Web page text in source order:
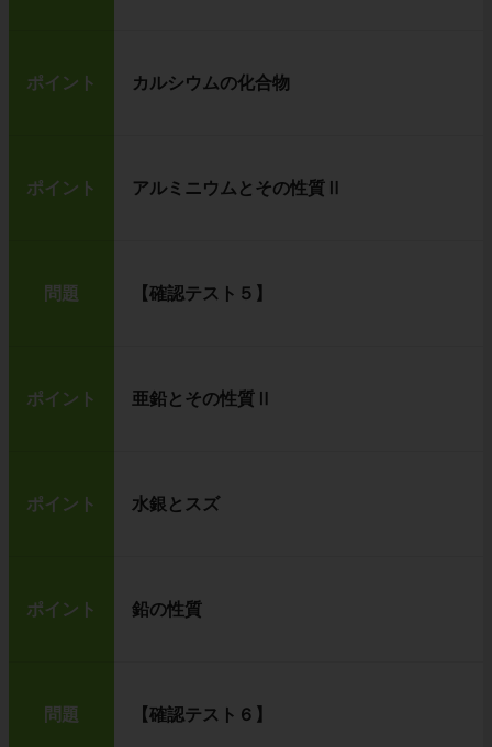
ポイント カルシウムの化合物
ポイント アルミニウムとその性質Ⅱ
問題 【確認テスト５】
ポイント 亜鉛とその性質Ⅱ
ポイント 水銀とスズ
ポイント 鉛の性質
問題 【確認テスト６】